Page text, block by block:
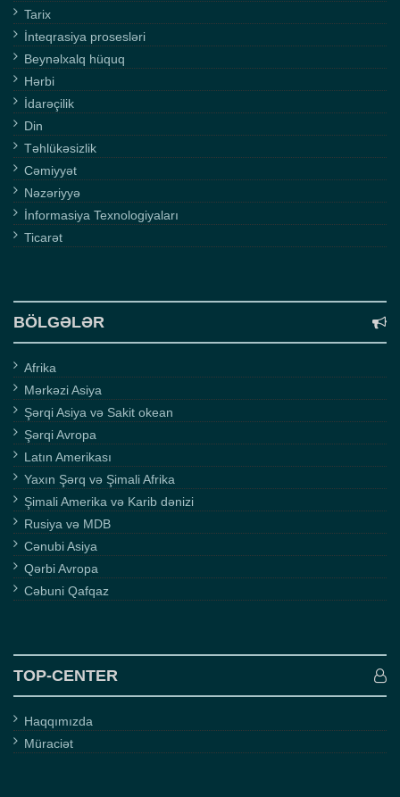
Tarix
İnteqrasiya prosesləri
Beynəlxalq hüquq
Hərbi
İdarəçilik
Din
Təhlükəsizlik
Cəmiyyət
Nəzəriyyə
İnformasiya Texnologiyaları
Ticarət
BÖLGƏLƏR
Afrika
Mərkəzi Asiya
Şərqi Asiya və Sakit okean
Şərqi Avropa
Latın Amerikası
Yaxın Şərq və Şimali Afrika
Şimali Amerika və Karib dənizi
Rusiya və MDB
Cənubi Asiya
Qərbi Avropa
Cəbuni Qafqaz
TOP-CENTER
Haqqımızda
Müraciət